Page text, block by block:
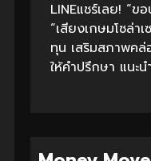
LINEแชร์เลย! “
“เสียงเกษมโซล่า
ทุน เสริมสภาพค
ให้คำปรึกษา แนะน